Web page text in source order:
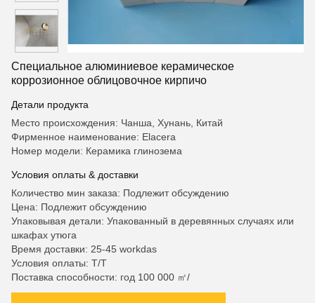
Специальное алюминиевое керамическое
коррозионное облицовочное кирпичо
Детали продукта
Место происхождения: Чанша, Хунань, Китай
Фирменное наименование: Elacera
Номер модели: Керамика глинозема
Условия оплаты & доставки
Количество мин заказа: Подлежит обсуждению
Цена: Подлежит обсуждению
Упаковывая детали: Упакованный в деревянных случаях или
шкафах утюга
Время доставки: 25-45 workdas
Условия оплаты: T/T
Поставка способности: год 100 000 ㎡/